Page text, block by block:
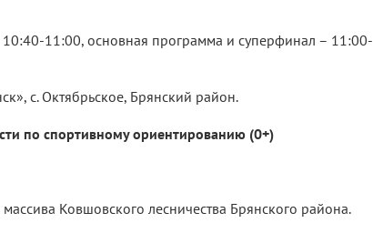
11:00, основная программа и суперфинал – 11:00-
с. Октябрьское, Брянский район.
по спортивному ориентированию (0+)
Ковшовского лесничества Брянского района.